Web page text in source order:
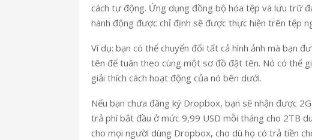
cách tự động. Ứng dụng đồng bộ hóa tệp và lưu trữ
hành động được chỉ định sẽ được thực hiện trên tệp
Ví dụ: bạn có thể chuyển đổi tất cả hình ảnh mà bạn
tên để tuân theo cùng một sơ đồ đặt tên. Nó có thể
giải thích cách hoạt động của nó bên dưới.
Nếu bạn chưa đăng ký Dropbox, bạn sẽ nhận được
trả phí bắt đầu ở mức 9,99 USD mỗi tháng cho 2TB
cho mọi người dùng Dropbox, cho dù họ có trả tiền